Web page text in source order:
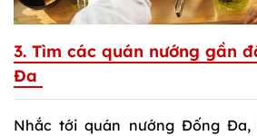
3. Tìm các quán nướng gần
Đa
Nhắc tới quán nướng Đống